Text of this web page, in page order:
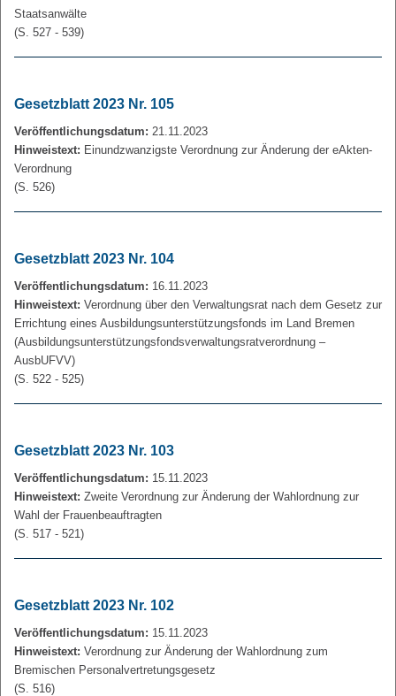
Staatsanwälte
(S. 527 - 539)
Gesetzblatt 2023 Nr. 105
Veröffentlichungsdatum: 21.11.2023
Hinweistext: Einundzwanzigste Verordnung zur Änderung der eAkten-
Verordnung
(S. 526)
Gesetzblatt 2023 Nr. 104
Veröffentlichungsdatum: 16.11.2023
Hinweistext: Verordnung über den Verwaltungsrat nach dem Gesetz zur
Errichtung eines Ausbildungsunterstützungsfonds im Land Bremen
(Ausbildungsunterstützungsfondsverwaltungsratverordnung –
AusbUFVV)
(S. 522 - 525)
Gesetzblatt 2023 Nr. 103
Veröffentlichungsdatum: 15.11.2023
Hinweistext: Zweite Verordnung zur Änderung der Wahlordnung zur
Wahl der Frauenbeauftragten
(S. 517 - 521)
Gesetzblatt 2023 Nr. 102
Veröffentlichungsdatum: 15.11.2023
Hinweistext: Verordnung zur Änderung der Wahlordnung zum
Bremischen Personalvertretungsgesetz
(S. 516)